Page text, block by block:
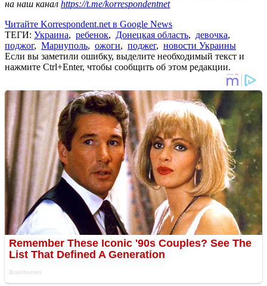
на наш канал https://t.me/korrespondentnet
Читайте Korrespondent.net в Google News
ТЕГИ: Украина, ребенок, Донецкая область, девочка,
поджог, Мариуполь, ожоги, поджег, новости Украины
Если вы заметили ошибку, выделите необходимый текст и
нажмите Ctrl+Enter, чтобы сообщить об этом редакции.